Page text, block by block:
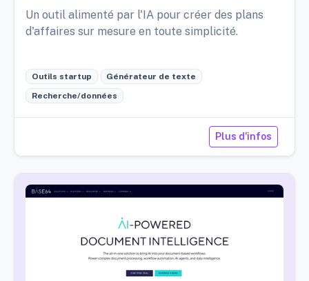
Un outil alimenté par l'IA pour créer des plans
d'affaires sur mesure en toute simplicité.
Outils startup Générateur de texte
Recherche/données
Plus d'infos